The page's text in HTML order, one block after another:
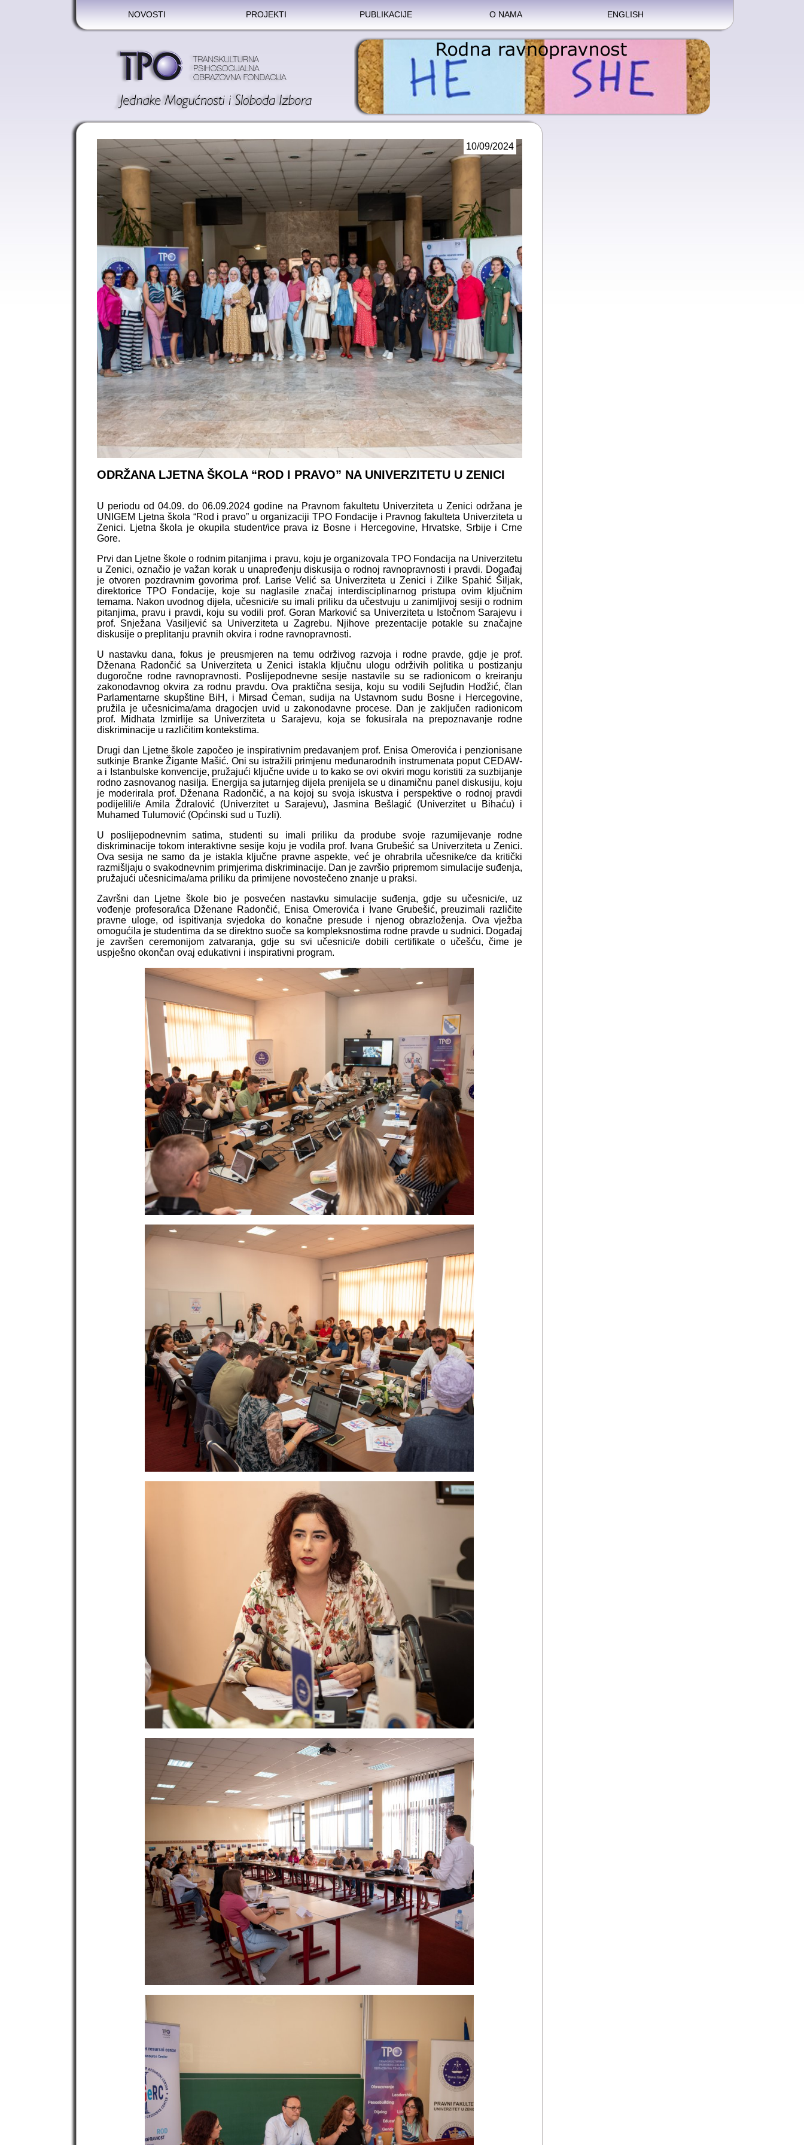
NOVOSTI PROJEKTI PUBLIKACIJE O NAMA ENGLISH
10/09/2024
ODRŽANA LJETNA ŠKOLA “ROD I PRAVO” NA UNIVERZITETU U ZENICI
U periodu od 04.09. do 06.09.2024 godine na Pravnom fakultetu Univerziteta u Zenici održana je
UNIGEM Ljetna škola “Rod i pravo” u organizaciji TPO Fondacije i Pravnog fakulteta Univerziteta u
Zenici. Ljetna škola je okupila student/ice prava iz Bosne i Hercegovine, Hrvatske, Srbije i Crne
Gore.
Prvi dan Ljetne škole o rodnim pitanjima i pravu, koju je organizovala TPO Fondacija na Univerzitetu
u Zenici, označio je važan korak u unapređenju diskusija o rodnoj ravnopravnosti i pravdi. Događaj
je otvoren pozdravnim govorima prof. Larise Velić sa Univerziteta u Zenici i Zilke Spahić Šiljak,
direktorice TPO Fondacije, koje su naglasile značaj interdisciplinarnog pristupa ovim ključnim
temama. Nakon uvodnog dijela, učesnici/e su imali priliku da učestvuju u zanimljivoj sesiji o rodnim
pitanjima, pravu i pravdi, koju su vodili prof. Goran Marković sa Univerziteta u Istočnom Sarajevu i
prof. Snježana Vasiljević sa Univerziteta u Zagrebu. Njihove prezentacije potakle su značajne
diskusije o preplitanju pravnih okvira i rodne ravnopravnosti.
U nastavku dana, fokus je preusmjeren na temu održivog razvoja i rodne pravde, gdje je prof.
Dženana Radončić sa Univerziteta u Zenici istakla ključnu ulogu održivih politika u postizanju
dugoročne rodne ravnopravnosti. Poslijepodnevne sesije nastavile su se radionicom o kreiranju
zakonodavnog okvira za rodnu pravdu. Ova praktična sesija, koju su vodili Sejfudin Hodžić, član
Parlamentarne skupštine BiH, i Mirsad Ćeman, sudija na Ustavnom sudu Bosne i Hercegovine,
pružila je učesnicima/ama dragocjen uvid u zakonodavne procese. Dan je zaključen radionicom
prof. Midhata Izmirlije sa Univerziteta u Sarajevu, koja se fokusirala na prepoznavanje rodne
diskriminacije u različitim kontekstima.
Drugi dan Ljetne škole započeo je inspirativnim predavanjem prof. Enisa Omerovića i penzionisane
sutkinje Branke Žigante Mašić. Oni su istražili primjenu međunarodnih instrumenata poput CEDAW-
a i Istanbulske konvencije, pružajući ključne uvide u to kako se ovi okviri mogu koristiti za suzbijanje
rodno zasnovanog nasilja. Energija sa jutarnjeg dijela prenijela se u dinamičnu panel diskusiju, koju
je moderirala prof. Dženana Radončić, a na kojoj su svoja iskustva i perspektive o rodnoj pravdi
podijelili/e Amila Ždralović (Univerzitet u Sarajevu), Jasmina Bešlagić (Univerzitet u Bihaću) i
Muhamed Tulumović (Općinski sud u Tuzli).
U poslijepodnevnim satima, studenti su imali priliku da prodube svoje razumijevanje rodne
diskriminacije tokom interaktivne sesije koju je vodila prof. Ivana Grubešić sa Univerziteta u Zenici.
Ova sesija ne samo da je istakla ključne pravne aspekte, već je ohrabrila učesnike/ce da kritički
razmišljaju o svakodnevnim primjerima diskriminacije. Dan je završio pripremom simulacije suđenja,
pružajući učesnicima/ama priliku da primijene novostečeno znanje u praksi.
Završni dan Ljetne škole bio je posvećen nastavku simulacije suđenja, gdje su učesnici/e, uz
vođenje profesora/ica Dženane Radončić, Enisa Omerovića i Ivane Grubešić, preuzimali različite
pravne uloge, od ispitivanja svjedoka do konačne presude i njenog obrazloženja. Ova vježba
omogućila je studentima da se direktno suoče sa kompleksnostima rodne pravde u sudnici. Događaj
je završen ceremonijom zatvaranja, gdje su svi učesnici/e dobili certifikate o učešću, čime je
uspješno okončan ovaj edukativni i inspirativni program.